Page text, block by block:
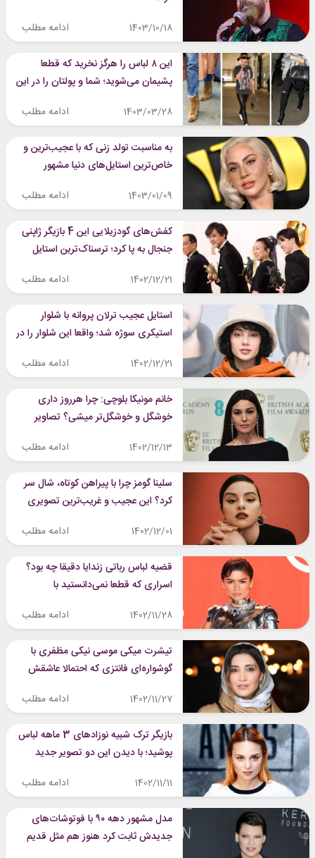
1403/10/18 ادامه مطلب
این ۸ لباس را هرگز نخرید که قطعا
پشیمان می‌شوید؛ شما و پولتان را در این
1403/03/28 ادامه مطلب
به مناسبت تولد زنی که با عجیب‌ترین و
خاص‌ترین استایل‌های دنیا مشهور
1403/01/09 ادامه مطلب
کفش‌های گودزیلایی این 4 بازیگر ژاپنی
جنجال به پا کرد؛ ترسناک‌ترین استایل
1402/12/21 ادامه مطلب
استایل عجیب ترلان پروانه با شلوار
استیکری سوژه شد؛ واقعا این شلوار را در
1402/12/21 ادامه مطلب
خانم مونیکا بلوچی: چرا هرروز داری
خوشگل و خوشگل‌تر میشی؟ تصاویر
1402/12/13 ادامه مطلب
سلینا گومز چرا با پیراهن کوتاه، شال سر
کرد؟ این عجیب و غریب‌ترین تصویری
1402/12/01 ادامه مطلب
قضیه لباس رباتی زندایا دقیقا چه بود؟
اسراری که قطعا نمی‌دانستید با
1402/11/28 ادامه مطلب
تیشرت میکی موسی نیکی مظفری با
گوشواره‌ای فانتزی که احتمالا عاشقش
1402/11/27 ادامه مطلب
بازیگر ترک شبیه نوزادهای 3 ماهه لباس
پوشید؛ با دیدن این دو تصویر جدید
1402/11/11 ادامه مطلب
مدل مشهور دهه ۹۰ با فوتوشات‌های
جدیدش ثابت کرد هنوز هم مثل قدیم